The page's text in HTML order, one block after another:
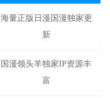
海量正版日漫国漫独家更
新
国漫领头羊独家IP资源丰
富